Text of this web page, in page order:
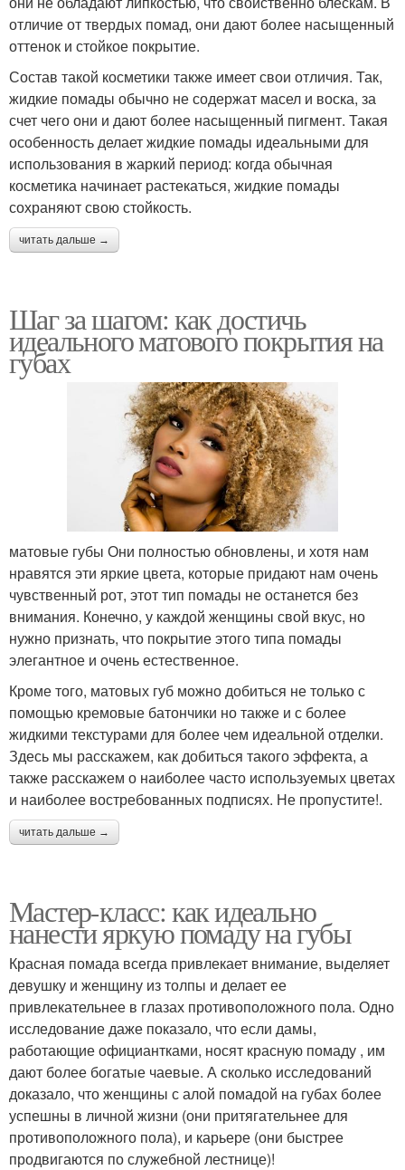
отличие от твердых помад, они дают более насыщенный
оттенок и стойкое покрытие.
Состав такой косметики также имеет свои отличия. Так,
жидкие помады обычно не содержат масел и воска, за
счет чего они и дают более насыщенный пигмент. Такая
особенность делает жидкие помады идеальными для
использования в жаркий период: когда обычная
косметика начинает растекаться, жидкие помады
сохраняют свою стойкость.
читать дальше →
Шаг за шагом: как достичь
идеального матового покрытия на
губах
матовые губы Они полностью обновлены, и хотя нам
нравятся эти яркие цвета, которые придают нам очень
чувственный рот, этот тип помады не останется без
внимания. Конечно, у каждой женщины свой вкус, но
нужно признать, что покрытие этого типа помады
элегантное и очень естественное.
Кроме того, матовых губ можно добиться не только с
помощью кремовые батончики но также и с более
жидкими текстурами для более чем идеальной отделки.
Здесь мы расскажем, как добиться такого эффекта, а
также расскажем о наиболее часто используемых цветах
и ​​наиболее востребованных подписях. Не пропустите!.
читать дальше →
Мастер-класс: как идеально
нанести яркую помаду на губы
Красная помада всегда привлекает внимание, выделяет
девушку и женщину из толпы и делает ее
привлекательнее в глазах противоположного пола. Одно
исследование даже показало, что если дамы,
работающие официантками, носят красную помаду , им
дают более богатые чаевые. А сколько исследований
доказало, что женщины с алой помадой на губах более
успешны в личной жизни (они притягательнее для
противоположного пола), и карьере (они быстрее
продвигаются по служебной лестнице)!